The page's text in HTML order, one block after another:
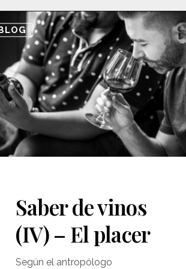
Saber de vinos
(IV) – El placer
Según el antropólogo